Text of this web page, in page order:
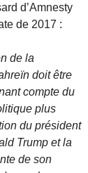
d’Amnesty
de 2017 :
de la
doit être
compte du
plus
du président
Trump et la
de son